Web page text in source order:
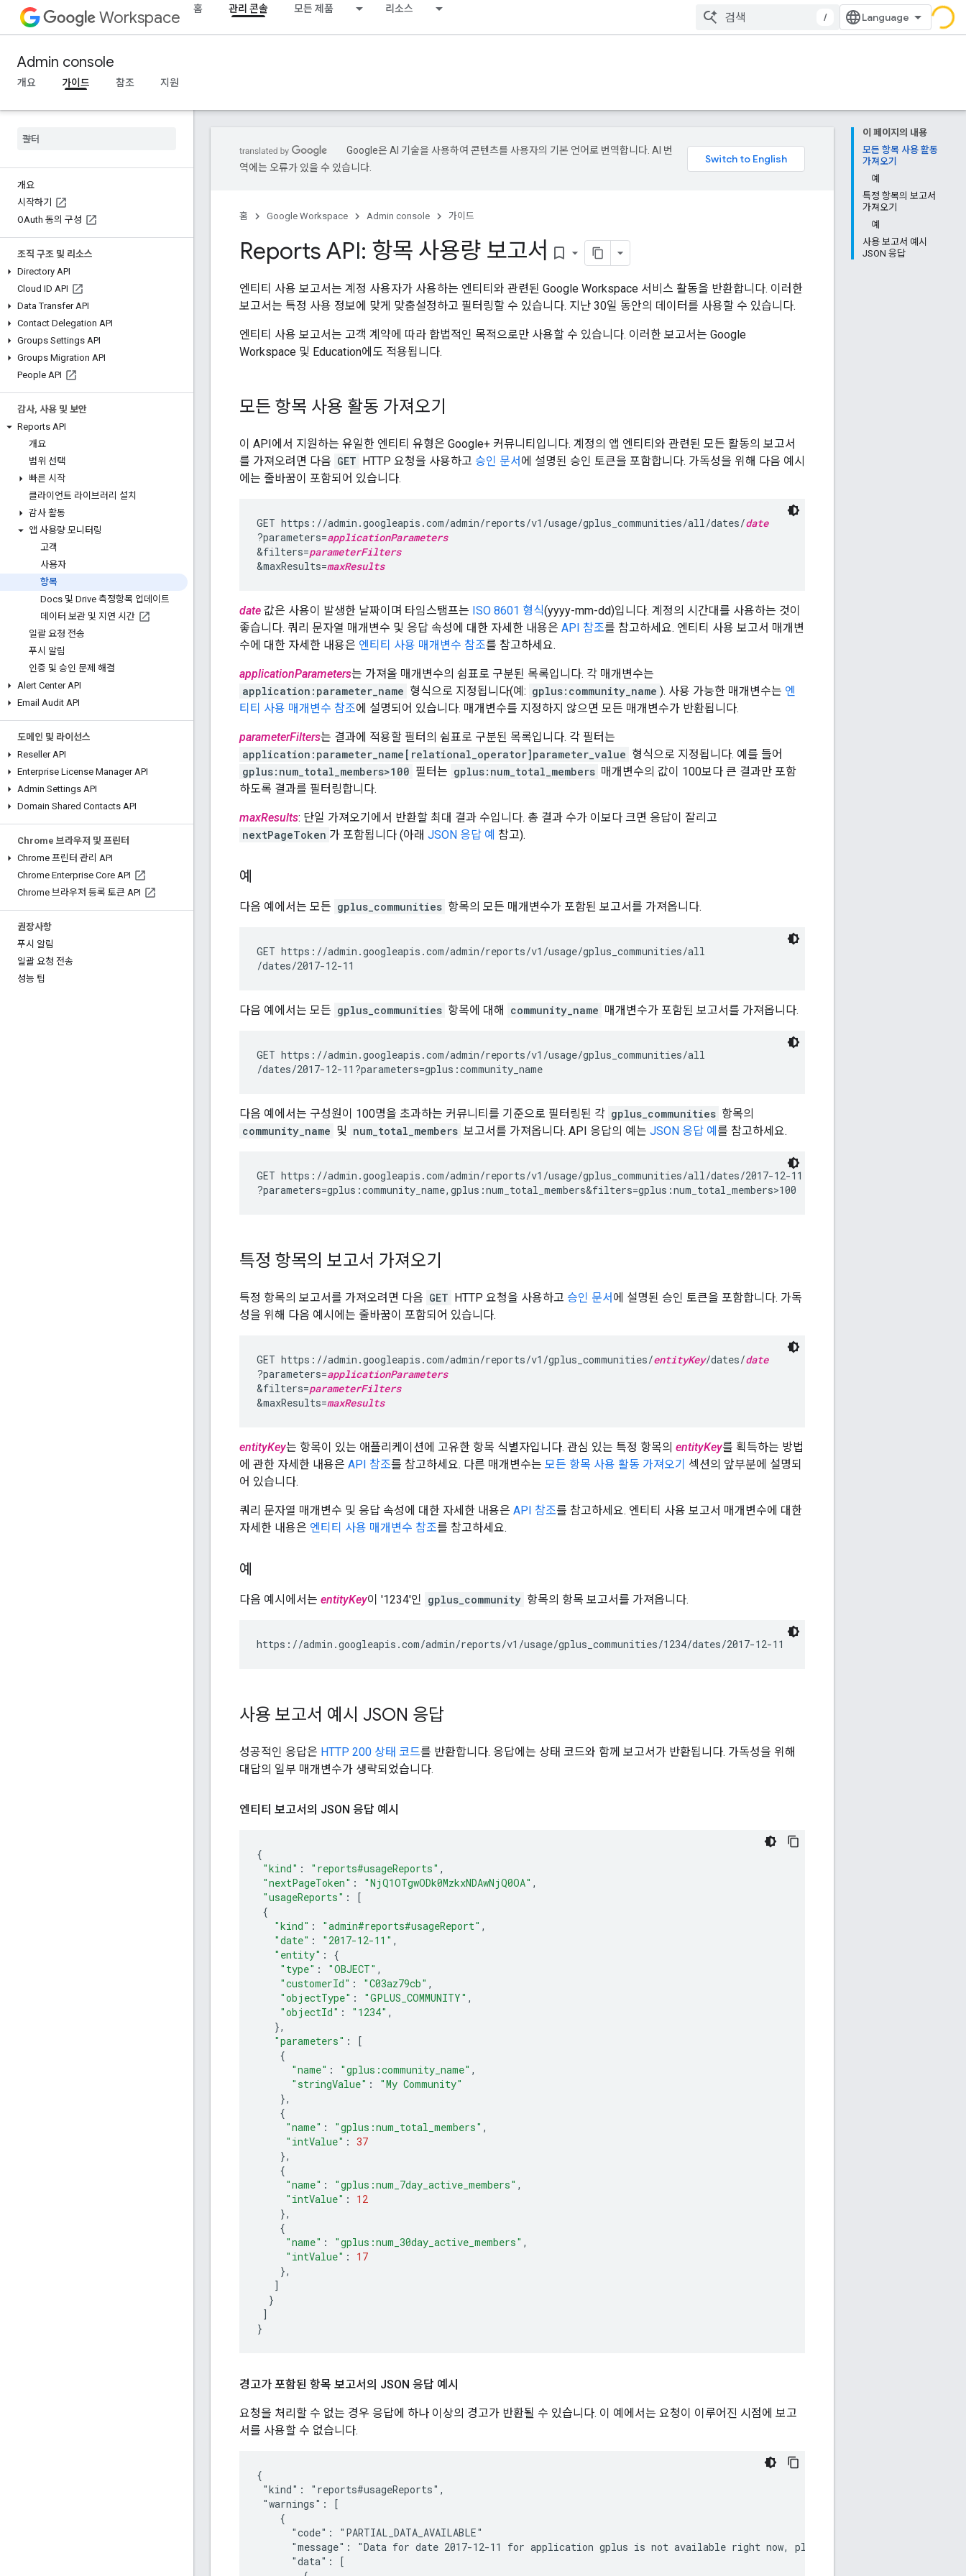
Workspace 홈 관리 콘솔 모든 제품 리소스
/
Admin console
개요 가이드 참조 지원
개요
시작하기
OAuth 동의 구성
조직 구조 및 리소스
Directory API
Cloud ID API
Data Transfer API
Contact Delegation API
Groups Settings API
Groups Migration API
People API
감사, 사용 및 보안
Reports API
개요
범위 선택
빠른 시작
클라이언트 라이브러리 설치
감사 활동
앱 사용량 모니터링
고객
사용자
항목
Docs 및 Drive 측정항목 업데이트
데이터 보관 및 지연 시간
일괄 요청 전송
푸시 알림
인증 및 승인 문제 해결
Alert Center API
Email Audit API
도메인 및 라이선스
Reseller API
Enterprise License Manager API
Admin Settings API
Domain Shared Contacts API
Chrome 브라우저 및 프린터
Chrome 프린터 관리 API
Chrome Enterprise Core API
Chrome 브라우저 등록 토큰 API
권장사항
푸시 알림
일괄 요청 전송
성능 팁
이 페이지의 내용
모든 항목 사용 활동
가져오기
예
특정 항목의 보고서
가져오기
예
사용 보고서 예시
JSON 응답
Google은 AI 기술을 사용하여 콘텐츠를 사용자의 기본 언어로 번역합니다. AI 번
역에는 오류가 있을 수 있습니다.
홈 Google Workspace Admin console 가이드
Reports API: 항목 사용량 보고서 bookmark_border
엔티티 사용 보고서는 계정 사용자가 사용하는 엔티티와 관련된 Google Workspace 서비스 활동을 반환합니다. 이러한
보고서는 특정 사용 정보에 맞게 맞춤설정하고 필터링할 수 있습니다. 지난 30일 동안의 데이터를 사용할 수 있습니다.
엔티티 사용 보고서는 고객 계약에 따라 합법적인 목적으로만 사용할 수 있습니다. 이러한 보고서는 Google
Workspace 및 Education에도 적용됩니다.
모든 항목 사용 활동 가져오기
이 API에서 지원하는 유일한 엔티티 유형은 Google+ 커뮤니티입니다. 계정의 앱 엔티티와 관련된 모든 활동의 보고서
를 가져오려면 다음 GET HTTP 요청을 사용하고 승인 문서 에 설명된 승인 토큰을 포함합니다. 가독성을 위해 다음 예시
에는 줄바꿈이 포함되어 있습니다.
GET https://admin.googleapis.com/admin/reports/v1/usage/gplus_communities/all/dates/date
?parameters=applicationParameters
&filters=parameterFilters
&maxResults=maxResults
date 값은 사용이 발생한 날짜이며 타임스탬프는 ISO 8601 형식(yyyy-mm-dd)입니다. 계정의 시간대를 사용하는 것이
좋습니다. 쿼리 문자열 매개변수 및 응답 속성에 대한 자세한 내용은 API 참조를 참고하세요. 엔티티 사용 보고서 매개변
수에 대한 자세한 내용은 엔티티 사용 매개변수 참조를 참고하세요.
applicationParameters는 가져올 매개변수의 쉼표로 구분된 목록입니다. 각 매개변수는
application:parameter_name 형식으로 지정됩니다(예: gplus:community_name ). 사용 가능한 매개변수는 엔
티티 사용 매개변수 참조에 설명되어 있습니다. 매개변수를 지정하지 않으면 모든 매개변수가 반환됩니다.
parameterFilters는 결과에 적용할 필터의 쉼표로 구분된 목록입니다. 각 필터는
application:parameter_name[relational_operator]parameter_value 형식으로 지정됩니다. 예를 들어
gplus:num_total_members>100 필터는 gplus:num_total_members 매개변수의 값이 100보다 큰 결과만 포함
하도록 결과를 필터링합니다.
maxResults: 단일 가져오기에서 반환할 최대 결과 수입니다. 총 결과 수가 이보다 크면 응답이 잘리고
nextPageToken 가 포함됩니다 (아래 JSON 응답 예 참고).
예
다음 예에서는 모든 gplus_communities 항목의 모든 매개변수가 포함된 보고서를 가져옵니다.
GET https://admin.googleapis.com/admin/reports/v1/usage/gplus_communities/all
다음 예에서는 모든 gplus_communities 항목에 대해 community_name 매개변수가 포함된 보고서를 가져옵니다.
GET https://admin.googleapis.com/admin/reports/v1/usage/gplus_communities/all
다음 예에서는 구성원이 100명을 초과하는 커뮤니티를 기준으로 필터링된 각 gplus_communities 항목의
community_name 및 num_total_members 보고서를 가져옵니다. API 응답의 예는 JSON 응답 예 를 참고하세요.
GET https://admin.googleapis.com/admin/reports/v1/usage/gplus_communities/all/dates/2017-12-11
특정 항목의 보고서 가져오기
특정 항목의 보고서를 가져오려면 다음 GET HTTP 요청을 사용하고 승인 문서 에 설명된 승인 토큰을 포함합니다. 가독
성을 위해 다음 예시에는 줄바꿈이 포함되어 있습니다.
GET https://admin.googleapis.com/admin/reports/v1/gplus_communities/entityKey/dates/date
?parameters=applicationParameters
&filters=parameterFilters
&maxResults=maxResults
entityKey는 항목이 있는 애플리케이션에 고유한 항목 식별자입니다. 관심 있는 특정 항목의 entityKey를 획득하는 방법
에 관한 자세한 내용은 API 참조를 참고하세요. 다른 매개변수는 모든 항목 사용 활동 가져오기 섹션의 앞부분에 설명되
어 있습니다.
쿼리 문자열 매개변수 및 응답 속성에 대한 자세한 내용은 API 참조를 참고하세요. 엔티티 사용 보고서 매개변수에 대한
자세한 내용은 엔티티 사용 매개변수 참조를 참고하세요.
예
다음 예시에서는 entityKey이 '1234'인 gplus_community 항목의 항목 보고서를 가져옵니다.
https://admin.googleapis.com/admin/reports/v1/usage/gplus_communities/1234/dates/2017-12-11
사용 보고서 예시 JSON 응답
성공적인 응답은 HTTP 200 상태 코드를 반환합니다. 응답에는 상태 코드와 함께 보고서가 반환됩니다. 가독성을 위해
대답의 일부 매개변수가 생략되었습니다.
엔티티 보고서의 JSON 응답 예시
{
"kind" : "reports#usageReports" ,
"nextPageToken" : "NjQ1OTgwODk0MzkxNDAwNjQ0OA" ,
"usageReports" :
[
{
"kind" : "admin#reports#usageReport" ,
"date" : "2017-12-11" ,
"entity" :
{
"type" : "OBJECT" ,
"customerId" : "C03az79cb" ,
"objectType" : "GPLUS_COMMUNITY" ,
"objectId" : "1234" ,
},
"parameters" :
[
{
"name" : "gplus:community_name" ,
"stringValue" :
"My Community"
},
{
"name" : "gplus:num_total_members" ,
"intValue" : 37
},
{
"name" : "gplus:num_7day_active_members" ,
"intValue" :
12
},
{
"name" : "gplus:num_30day_active_members" ,
"intValue" :
17
},
]
}
]
}
경고가 포함된 항목 보고서의 JSON 응답 예시
요청을 처리할 수 없는 경우 응답에 하나 이상의 경고가 반환될 수 있습니다. 이 예에서는 요청이 이루어진 시점에 보고
서를 사용할 수 없습니다.
{
"kind": "reports#usageReports",
"warnings": [
    {
      "code": "PARTIAL_DATA_AVAILABLE"
"message": "Data for date 2017-12-11 for application gplus is not available right now, please try again after a few
      "data": [